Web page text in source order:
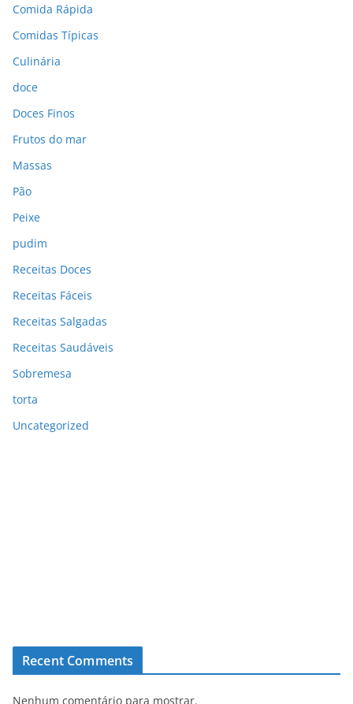
Comida Rápida
Comidas Típicas
Culinária
doce
Doces Finos
Frutos do mar
Massas
Pão
Peixe
pudim
Receitas Doces
Receitas Fáceis
Receitas Salgadas
Receitas Saudáveis
Sobremesa
torta
Uncategorized
Recent Comments
Nenhum comentário para mostrar.